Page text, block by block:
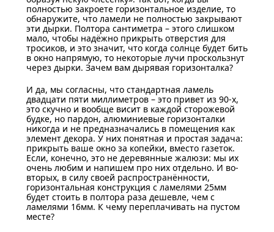
полностью закроете горизонтальное изделие, то
обнаружите, что ламели не полностью закрывают
эти дырки. Полтора сантиметра – этого слишком
мало, чтобы надёжно прикрыть отверстия для
тросиков, и это значит, что когда солнце будет бить
в окно напрямую, то некоторые лучи проскользнут
через дырки. Зачем вам дырявая горизонталка?
И да, мы согласны, что стандартная ламель
двадцати пяти миллиметров – это привет из 90-х,
это скучно и вообще висит в каждой сторожевой
будке, но пардон, алюминиевые горизонталки
никогда и не предназначались в помещения как
элемент декора. У них понятная и простая задача:
прикрыть ваше окно за копейки, вместо газеток.
Если, конечно, это не деревянные жалюзи: мы их
очень любим и напишем про них отдельно. И во-
вторых, в силу своей распространённости,
горизонтальная конструкция с ламелями 25мм
будет стоить в полтора раза дешевле, чем с
ламелями 16мм. К чему переплачивать на пустом
месте?